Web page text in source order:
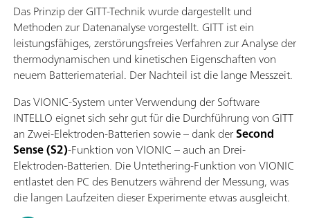
Das Prinzip der GITT-Technik wurde dargestellt und
Methoden zur Datenanalyse vorgestellt. GITT ist ein
leistungsfähiges, zerstörungsfreies Verfahren zur Analyse der
thermodynamischen und kinetischen Eigenschaften von
neuem Batteriematerial. Der Nachteil ist die lange Messzeit.
Das VIONIC-System unter Verwendung der Software
INTELLO eignet sich sehr gut für die Durchführung von GITT
an Zwei-Elektroden-Batterien sowie – dank derSecond
Sense (S2)-Funktion von VIONIC – auch an Drei-
Elektroden-Batterien. Die Untethering-Funktion von VIONIC
entlastet den PC des Benutzers während der Messung, was
die langen Laufzeiten dieser Experimente etwas ausgleicht.